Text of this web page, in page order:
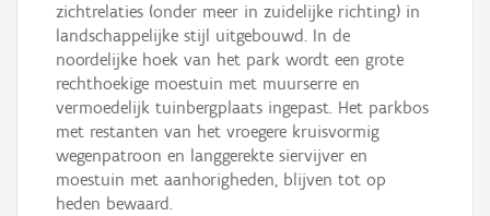
zichtrelaties (onder meer in zuidelijke richting) in
landschappelijke stijl uitgebouwd. In de
noordelijke hoek van het park wordt een grote
rechthoekige moestuin met muurserre en
vermoedelijk tuinbergplaats ingepast. Het parkbos
met restanten van het vroegere kruisvormig
wegenpatroon en langgerekte siervijver en
moestuin met aanhorigheden, blijven tot op
heden bewaard.